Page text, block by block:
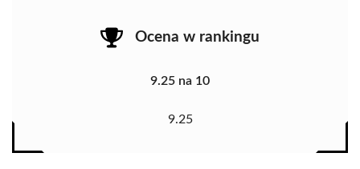
Ocena w rankingu
9.25 na 10
9.25